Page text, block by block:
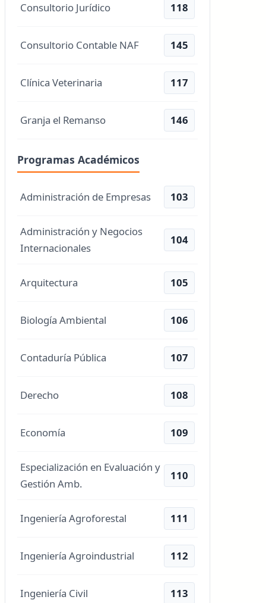
Consultorio Jurídico 118
Consultorio Contable NAF 145
Clínica Veterinaria 117
Granja el Remanso 146
Programas Académicos
Administración de Empresas 103
Administración y Negocios
Internacionales
104
Arquitectura 105
Biología Ambiental 106
Contaduría Pública 107
Derecho 108
Economía 109
Especialización en Evaluación y
Gestión Amb.
110
Ingeniería Agroforestal 111
Ingeniería Agroindustrial 112
Ingeniería Civil 113